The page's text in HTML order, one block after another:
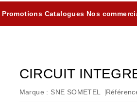
Promotions Catalogues Nos
CIRCUIT
Marque : SNE SOMETEL